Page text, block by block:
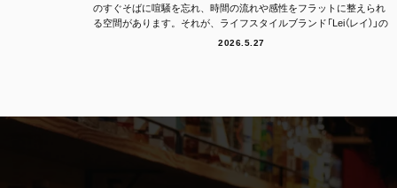
のすぐそばに喧騒を忘れ、時間の流れや感性をフラットに整えられ
る空間があります。それが、ライフスタイルブランド「Lei（レイ）」の
2026.5.27